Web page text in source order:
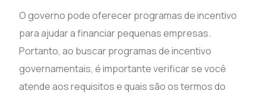
O governo pode oferecer programas de incentivo
para ajudar a financiar pequenas empresas.
Portanto, ao buscar programas de incentivo
governamentais, é importante verificar se você
atende aos requisitos e quais são os termos do